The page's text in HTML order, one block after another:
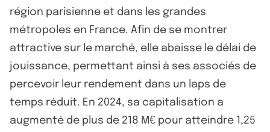
région parisienne et dans les grandes
métropoles en France. Afin de se montrer
attractive sur le marché, elle abaisse le délai de
jouissance, permettant ainsi à ses associés de
percevoir leur rendement dans un laps de
temps réduit. En 2024, sa capitalisation a
augmenté de plus de 218 M€ pour atteindre 1,25